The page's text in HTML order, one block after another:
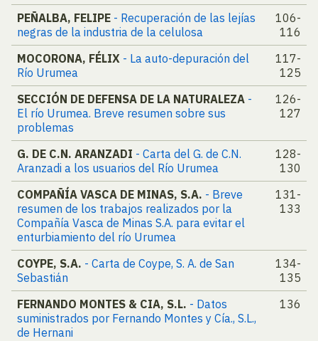
PEÑALBA, FELIPE - Recuperación de las lejías
negras de la industria de la celulosa
106-
116
MOCORONA, FÉLIX - La auto-depuración del
Río Urumea
117-
125
SECCIÓN DE DEFENSA DE LA NATURALEZA -
El río Urumea. Breve resumen sobre sus
problemas
126-
127
G. DE C.N. ARANZADI - Carta del G. de C.N.
Aranzadi a los usuarios del Río Urumea
128-
130
COMPAÑÍA VASCA DE MINAS, S.A. - Breve
resumen de los trabajos realizados por la
Compañía Vasca de Minas S.A. para evitar el
enturbiamiento del río Urumea
131-
133
COYPE, S.A. - Carta de Coype, S. A. de San
Sebastián
134-
135
FERNANDO MONTES & CIA, S.L. - Datos
suministrados por Fernando Montes y Cía., S.L.,
de Hernani
136